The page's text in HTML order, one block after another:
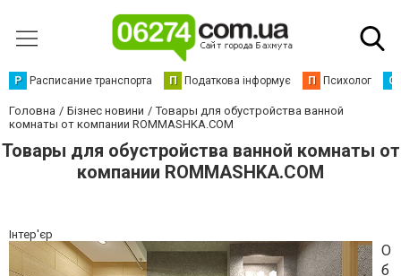
Р Расписание транспорта П Податкова інформує П Психолог С
Головна Бізнес новини
Товары для обустройства ванной
комнаты от компании ROMMASHKA.COM
Товары для обустройства ванной комнаты от
компании ROMMASHKA.COM
Інтер'єр
О
б